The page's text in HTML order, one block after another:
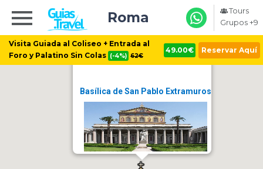
Visita Guiada al Coliseo + Entrada al
Foro y Palatino Sin Colas (-4%) 62€
49.00€ Reservar Aquí
Roma
Tours
Grupos +9
Basílica de San Pablo Extramuros